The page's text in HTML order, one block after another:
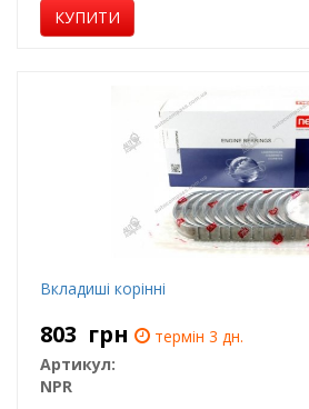
КУПИТИ
Вкладиші корінні
803 грн
термін 3 дн.
Артикул:
NPR